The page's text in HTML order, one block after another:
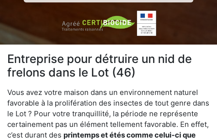
Entreprise pour détruire un nid de
frelons dans le Lot (46)
Vous avez votre maison dans un environnement naturel
favorable à la prolifération des insectes de tout genre dans
le Lot ? Pour votre tranquillité, la période ne représente
certainement pas un élément tellement favorable. En effet,
c’est durant des printemps et étés comme celui-ci que